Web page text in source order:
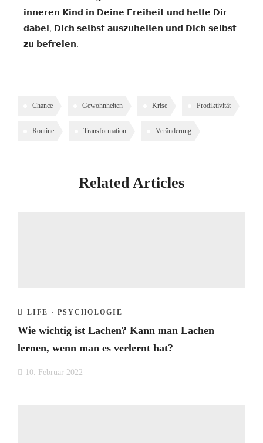
𝗶𝗻𝗻𝗲𝗿𝗲𝗻 𝗞𝗶𝗻𝗱 𝗶𝗻 𝗗𝗲𝗶𝗻𝗲 𝗙𝗿𝗲𝗶𝗵𝗲𝗶𝘁 𝘂𝗻𝗱 𝗵𝗲𝗹𝗳𝗲 𝗗𝗶𝗿
𝗱𝗮𝗯𝗲𝗶, 𝗗𝗶𝗰𝗵 𝘀𝗲𝗹𝗯𝘀𝘁 𝗮𝘂𝘀𝘇𝘂𝗵𝗲𝗶𝗹𝗲𝗻 𝘂𝗻𝗱 𝗗𝗶𝗰𝗵 𝘀𝗲𝗹𝗯𝘀𝘁
𝘇𝘂 𝗯𝗲𝗳𝗿𝗲𝗶𝗲𝗻.
Chance Gewohnheiten Krise Prodiktivität
Routine Transformation Veränderung
Related Articles
LIFE · PSYCHOLOGIE
Wie wichtig ist Lachen? Kann man Lachen
lernen, wenn man es verlernt hat?
10. Februar 2022